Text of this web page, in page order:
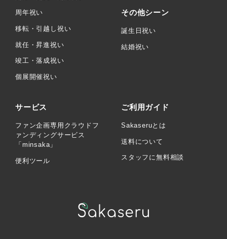
周年祝い
移転・引越し祝い
就任・昇進祝い
竣工・落成祝い
個展開催祝い
その他シーン
誕生日祝い
結婚祝い
サービス
ファン企画専用クラウドフ
ァンディングサービス
「minsaka」
便利ツール
ご利用ガイド
Sakaseruとは
送料について
スタッフに無料相談